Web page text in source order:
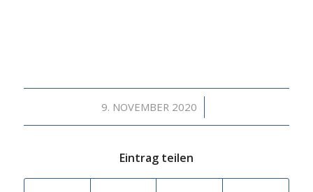
9. NOVEMBER 2020
/
Eintrag teilen